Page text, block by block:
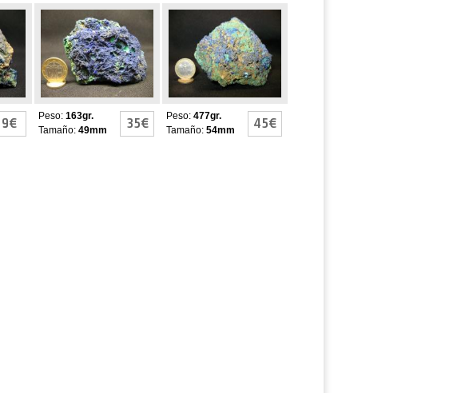
9€
AZURITA-
MALAQUITA
Peso: 163gr.
Tamaño: 49mm 35€
AZURITA-
MALAQUITA
Peso: 477gr.
Tamaño: 54mm 45€